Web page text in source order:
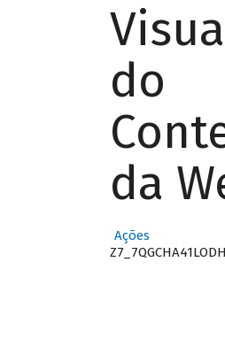
do
da
Ações